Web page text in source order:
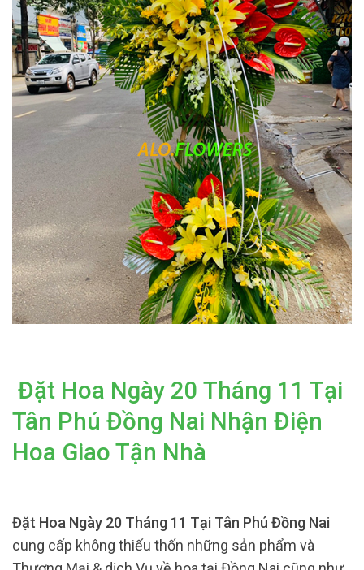
Đặt Hoa Ngày 20 Tháng 11 Tại
Tân Phú Đồng Nai Nhận Điện
Hoa Giao Tận Nhà
Đặt Hoa Ngày 20 Tháng 11 Tại Tân Phú Đồng Nai
cung cấp không thiếu thốn những sản phẩm và